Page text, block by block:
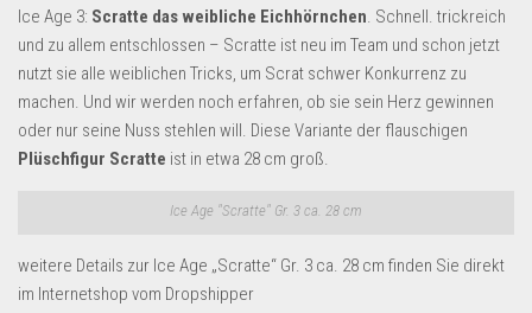
Münzen
Schuhe & Accessoires
Sport & Freizeit
Wohnen & Einrichten
Restposten-Angebote
Restposten für Privatpersonen
Ice Age 3: Scratte das weibliche Eichhörnchen. Schnell. trickreich
und zu allem entschlossen – Scratte ist neu im Team und schon jetzt
nutzt sie alle weiblichen Tricks, um Scrat schwer Konkurrenz zu
machen. Und wir werden noch erfahren, ob sie sein Herz gewinnen
oder nur seine Nuss stehlen will. Diese Variante der flauschigen
Plüschfigur Scratte ist in etwa 28 cm groß.
Ice Age "Scratte" Gr. 3 ca. 28 cm
weitere Details zur Ice Age „Scratte“ Gr. 3 ca. 28 cm finden Sie direkt
im Internetshop vom Dropshipper